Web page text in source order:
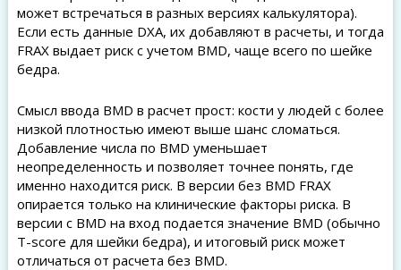
может встречаться в разных версиях калькулятора).
Если есть данные DXA, их добавляют в расчеты, и тогда
FRAX выдает риск с учетом BMD, чаще всего по шейке
бедра.
Смысл ввода BMD в расчет прост: кости у людей с более
низкой плотностью имеют выше шанс сломаться.
Добавление числа по BMD уменьшает
неопределенность и позволяет точнее понять, где
именно находится риск. В версии без BMD FRAX
опирается только на клинические факторы риска. В
версии с BMD на вход подается значение BMD (обычно
T-score для шейки бедра), и итоговый риск может
отличаться от расчета без BMD.